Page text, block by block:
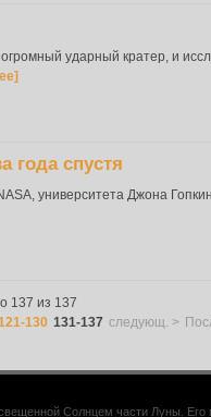
ударный кратер, и
года спустя
университета Джона
137 из 137
130 131-137 следующ. >
Солнцем части Луны. Его